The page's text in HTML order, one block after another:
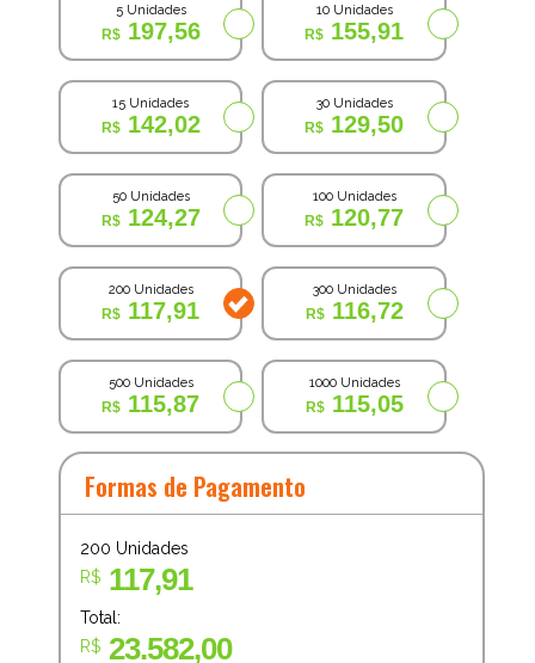
5 Unidades
197,56
10 Unidades
155,91
15 Unidades
142,02
30 Unidades
129,50
50 Unidades
124,27
100 Unidades
120,77
200 Unidades
117,91
300 Unidades
116,72
500 Unidades
115,87
1000 Unidades
115,05
Formas de Pagamento
200 Unidades
R$ 117,91
Total:
R$ 23.582,00